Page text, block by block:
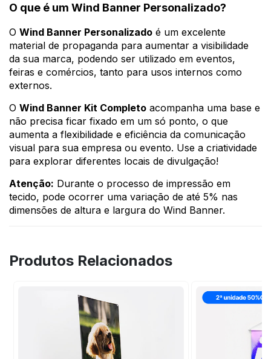
O que é um Wind Banner Personalizado?
O Wind Banner Personalizado é um excelente
material de propaganda para aumentar a visibilidade
da sua marca, podendo ser utilizado em eventos,
feiras e comércios, tanto para usos internos como
externos.
O Wind Banner Kit Completo acompanha uma base e
não precisa ficar fixado em um só ponto, o que
aumenta a flexibilidade e eficiência da comunicação
visual para sua empresa ou evento. Use a criatividade
para explorar diferentes locais de divulgação!
Atenção: Durante o processo de impressão em
tecido, pode ocorrer uma variação de até 5% nas
dimensões de altura e largura do Wind Banner.
Produtos Relacionados